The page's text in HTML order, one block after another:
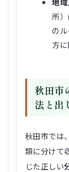
所
の
方
秋田市
法と出
秋田市では
類に分けて
じた正しい